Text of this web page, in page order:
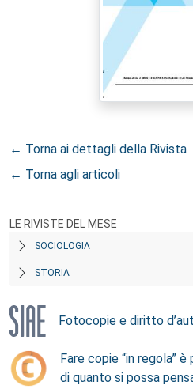
← Torna ai dettagli della Rivista
← Torna agli articoli
LE RIVISTE DEL MESE
SOCIOLOGIA
STORIA
Fotocopie e diritto
Fare copie “in regola”
di quanto si possa